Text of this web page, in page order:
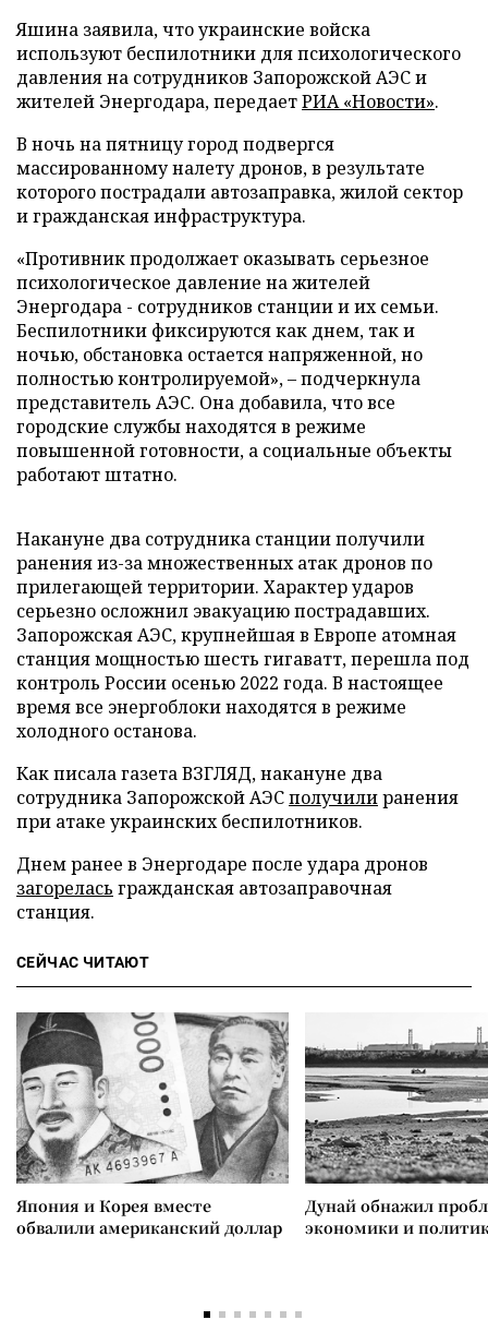
Яшина заявила, что украинские войска
используют беспилотники для психологического
давления на сотрудников Запорожской АЭС и
жителей Энергодара, передаетРИА «Новости».
В ночь на пятницу город подвергся
массированному налету дронов, в результате
которого пострадали автозаправка, жилой сектор
и гражданская инфраструктура.
«Противник продолжает оказывать серьезное
психологическое давление на жителей
Энергодара - сотрудников станции и их семьи.
Беспилотники фиксируются как днем, так и
ночью, обстановка остается напряженной, но
полностью контролируемой», – подчеркнула
представитель АЭС. Она добавила, что все
городские службы находятся в режиме
повышенной готовности, а социальные объекты
работают штатно.
Накануне два сотрудника станции получили
ранения из-за множественных атак дронов по
прилегающей территории. Характер ударов
серьезно осложнил эвакуацию пострадавших.
Запорожская АЭС, крупнейшая в Европе атомная
станция мощностью шесть гигаватт, перешла под
контроль России осенью 2022 года. В настоящее
время все энергоблоки находятся в режиме
холодного останова.
Как писала газета ВЗГЛЯД, накануне два
сотрудника Запорожской АЭСполучилиранения
при атаке украинских беспилотников.
Днем ранее в Энергодаре после удара дронов
загорелась гражданская автозаправочная
станция.
СЕЙЧАС ЧИТАЮТ
Япония и Корея вместе
обвалили американский доллар
Дунай обнажил
экономики и